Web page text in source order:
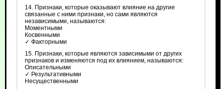
14. Признаки, которые оказывают влияние на другие
связанные с ними признаки, но сами являются
независимыми, называются:
Моментными
Косвенными
✓ Факторными
15. Признаки, которые являются зависимыми от других
признаков и изменяются под их влиянием, называются:
Описательными
✓ Результативными
Несущественными